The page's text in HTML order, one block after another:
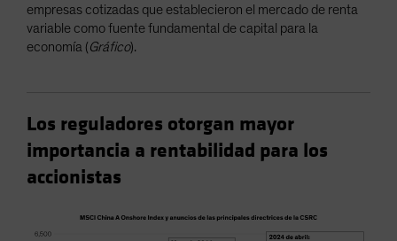
empresas cotizadas que establecieron el mercado de renta
variable como fuente fundamental de capital para la
economía (Gráfico).
Los reguladores otorgan mayor
importancia a rentabilidad para los
accionistas